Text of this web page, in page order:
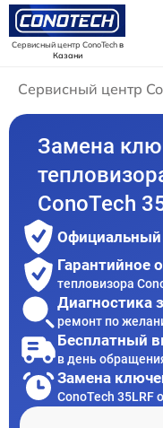
Сервисный центр ConoTechв
Казани
Сервисный центр
Замена
ConoTech
Официальный
Гарантийное
тепловизора
Диагностика
ремонт по
Бесплатный
в день
Замена
ConoTech 35LRF